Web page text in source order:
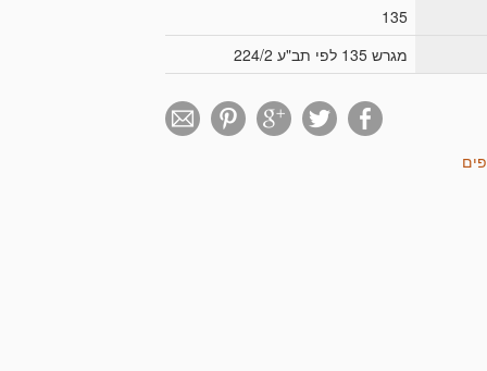
135
מגרש 135 לפי תב"ע 224/2